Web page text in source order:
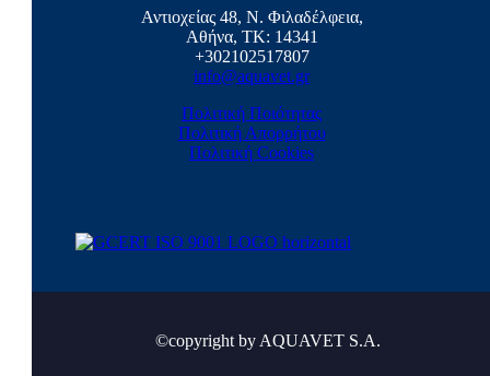
Αντιοχείας 48, Ν. Φιλαδέλφεια,
Αθήνα, ΤΚ: 14341
+302102517807
info@aquavet.gr
Πολιτική Ποιότητας
Πολιτική Απορρήτου
Πολιτική Cookies
©copyright by AQUAVET S.A.